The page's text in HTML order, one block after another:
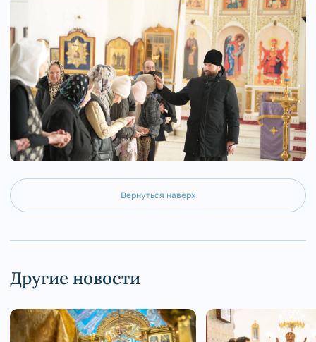
Вернуться наверх
Другие новости